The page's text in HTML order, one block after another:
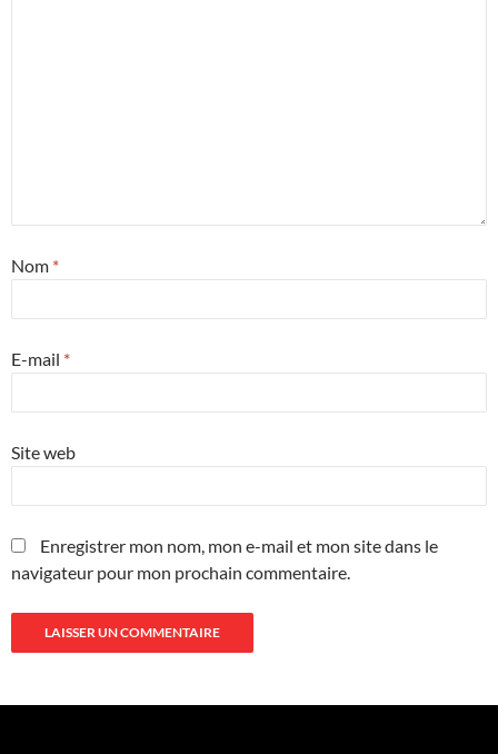
Nom *
E-mail *
Site web
Enregistrer mon nom, mon e-mail et mon site dans le
navigateur pour mon prochain commentaire.